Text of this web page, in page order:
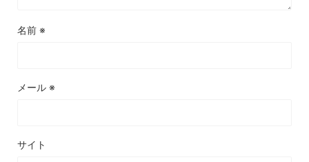
名前 ※
メール ※
サイト